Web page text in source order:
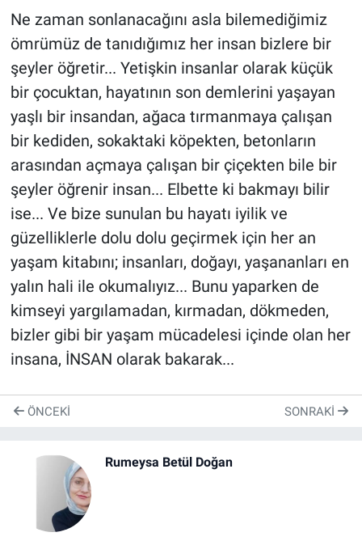
Ne zaman sonlanacağını asla bilemediğimiz
ömrümüz de tanıdığımız her insan bizlere bir
şeyler öğretir... Yetişkin insanlar olarak küçük
bir çocuktan, hayatının son demlerini yaşayan
yaşlı bir insandan, ağaca tırmanmaya çalışan
bir kediden, sokaktaki köpekten, betonların
arasından açmaya çalışan bir çiçekten bile bir
şeyler öğrenir insan... Elbette ki bakmayı bilir
ise... Ve bize sunulan bu hayatı iyilik ve
güzelliklerle dolu dolu geçirmek için her an
yaşam kitabını; insanları, doğayı, yaşananları en
yalın hali ile okumalıyız... Bunu yaparken de
kimseyi yargılamadan, kırmadan, dökmeden,
bizler gibi bir yaşam mücadelesi içinde olan her
insana, İNSAN olarak bakarak...
ÖNCEKI SONRAKI
Rumeysa Betül Doğan